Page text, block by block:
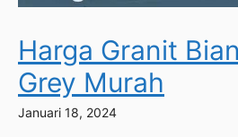
Harga Granit
Grey Murah
Januari 18, 2024